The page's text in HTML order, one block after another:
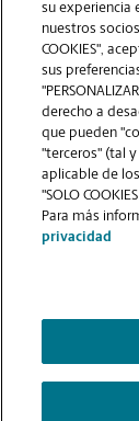
The UPS Store |
Contraste
su experiencia
nuestros socios.
COOKIES",
sus
derecho a
que pueden
"terceros" (tal
aplicable de
"SOLO
Para más
privacidad